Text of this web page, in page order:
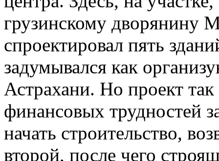
грузинскому дворянину
спроектировал пять
задумывался как
Астрахани. Но проект
финансовых трудностей
начать строительство,
второй, после чего